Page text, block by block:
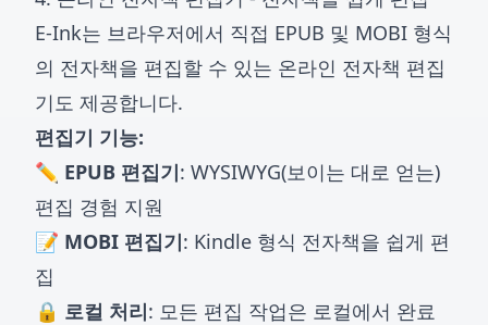
E-Ink는 브라우저에서 직접 EPUB 및 MOBI 형식
의 전자책을 편집할 수 있는 온라인 전자책 편집
기도 제공합니다.
편집기 기능:
✏️ EPUB 편집기: WYSIWYG(보이는 대로 얻는)
편집 경험 지원
📝 MOBI 편집기: Kindle 형식 전자책을 쉽게 편
집
🔒 로컬 처리: 모든 편집 작업은 로컬에서 완료